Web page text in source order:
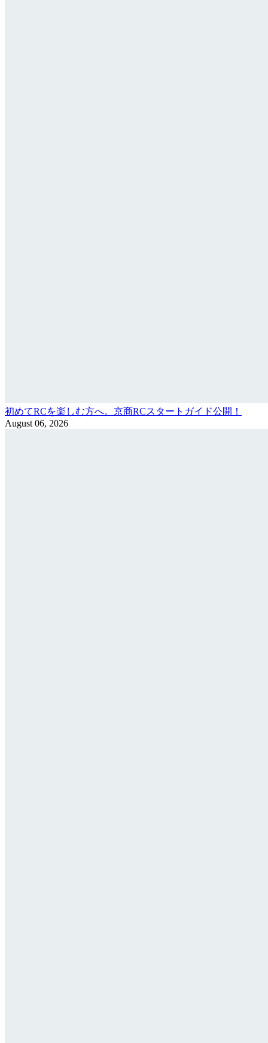
初めてRCを楽しむ方へ。京商RCスタートガイド公開！
August 06, 2026